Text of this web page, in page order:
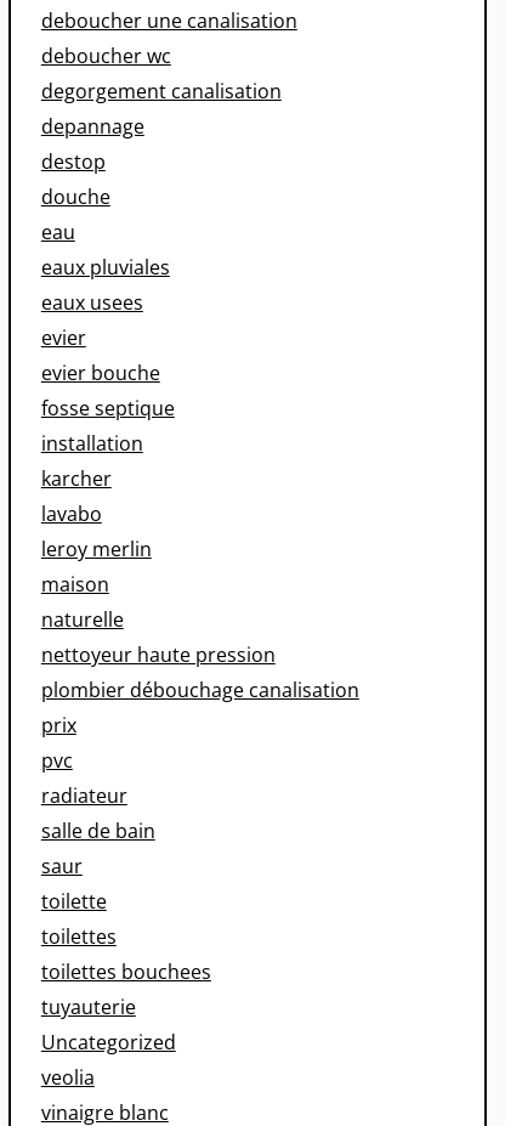
deboucher une canalisation
deboucher wc
degorgement canalisation
depannage
destop
douche
eau
eaux pluviales
eaux usees
evier
evier bouche
fosse septique
installation
karcher
lavabo
leroy merlin
maison
naturelle
nettoyeur haute pression
plombier débouchage canalisation
prix
pvc
radiateur
salle de bain
saur
toilette
toilettes
toilettes bouchees
tuyauterie
Uncategorized
veolia
vinaigre blanc